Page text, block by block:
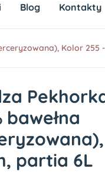
Blog Kontakty
Kolor 255
bawełna
partia 6L